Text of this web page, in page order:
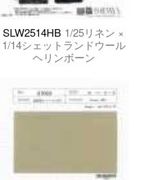
SLW2514HB 1/25リネン ×
1/14シェットランドウール
ヘリンボーン